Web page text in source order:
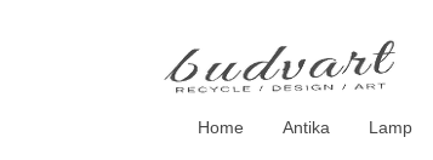
Home Antika Lamp